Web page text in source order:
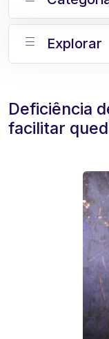
Deficiência
facilitar
Explorar